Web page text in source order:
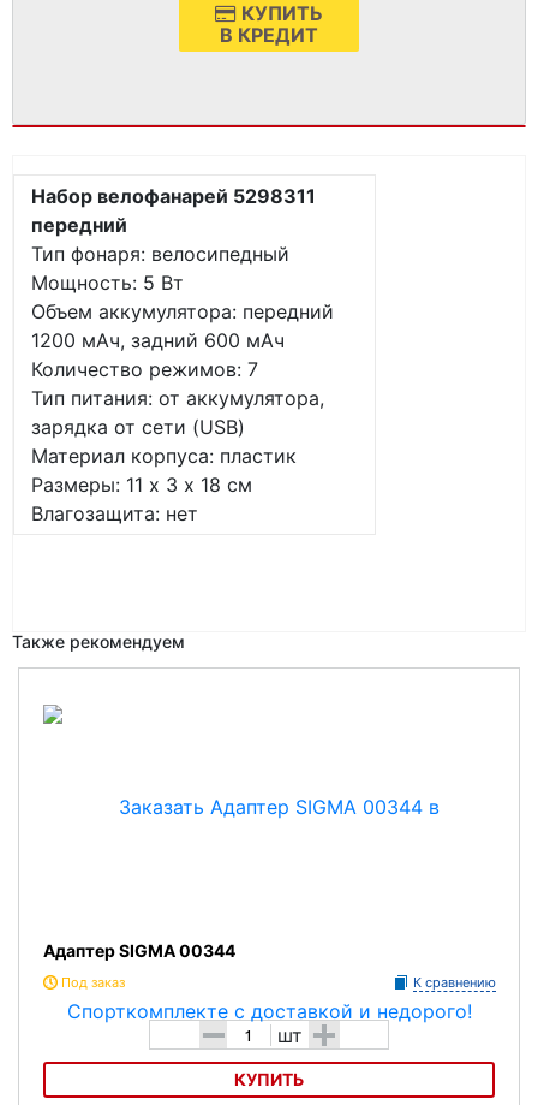
КУПИТЬ
В КРЕДИТ
Набор велофанарей 5298311
передний
Тип фонаря: велосипедный
Мощность: 5 Вт
Объем аккумулятора: передний
1200 мАч, задний 600 мАч
Количество режимов: 7
Тип питания: от аккумулятора,
зарядка от сети (USB)
Материал корпуса: пластик
Размеры: 11 х 3 х 18 см
Влагозащита: нет
Также рекомендуем
Адаптер SIGMA 00344
Под заказ К сравнению
- шт +
КУПИТЬ